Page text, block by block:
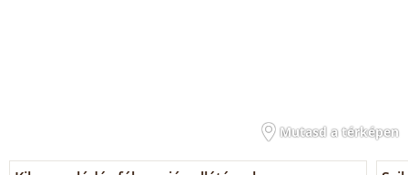
Mutasd a térképen